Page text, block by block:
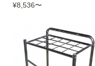
¥8,536〜